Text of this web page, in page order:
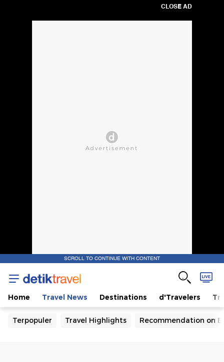
CLOSE AD
SCROLL TO CONTINUE WITH CONTENT
Home Travel News Destinations d'Travelers
Terpopuler Travel Highlights Recommendation on